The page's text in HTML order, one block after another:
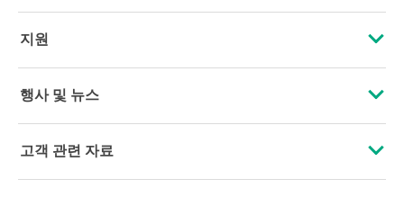
HPE 소개
기업의 책임
지원
운영 지원 서비스
행사 및 뉴스
행사
고객 관련 자료